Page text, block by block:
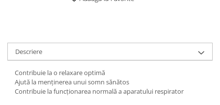
Somn usor
Produse sanatate sexuala
Produse pentru Ea
Potenta barbati
Produse pentru sportivi
Lapte
Paste
Snacksuri
Superalimente
Atelierul de cafea si ceaiuri
Descriere
Contribuie la o relaxare optimă
Ajută la menţinerea unui somn sănătos
Contribuie la funcţionarea normală a aparatului respirator